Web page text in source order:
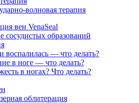
волновая терапия
вен VenaSeal
сосудистых образований
воспалилась — что делать?
в ноге — что делать?
в ногах? Что делать?
облитерация